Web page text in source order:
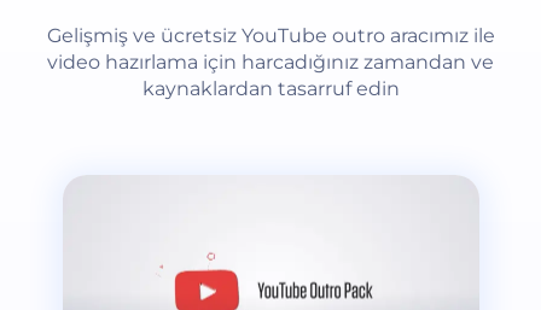
Gelişmiş ve ücretsiz YouTube outro aracımız ile
video hazırlama için harcadığınız zamandan ve
kaynaklardan tasarruf edin